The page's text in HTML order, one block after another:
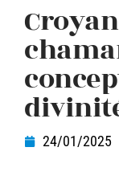
24/01/2025